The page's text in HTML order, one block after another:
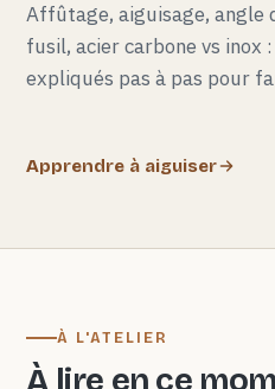
Affûtage, aiguisage, angle
fusil, acier carbone vs inox
expliqués pas à pas pour
Apprendre à aiguiser
À L'ATELIER
À lire en ce